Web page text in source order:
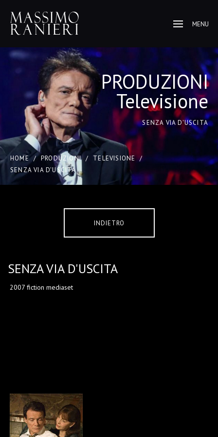
MENU
PRODUZIONI
Televisione
SENZA VIA D'USCITA
HOME / PRODUZIONI / TELEVISIONE /
SENZA VIA D'USCITA
INDIETRO
SENZA VIA D'USCITA
2007 fiction mediaset